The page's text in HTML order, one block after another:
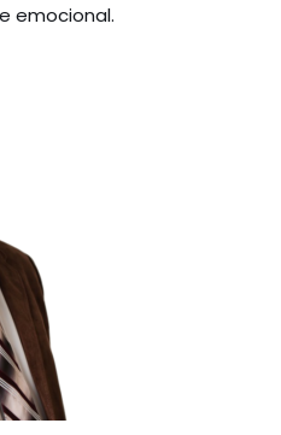
emocional.